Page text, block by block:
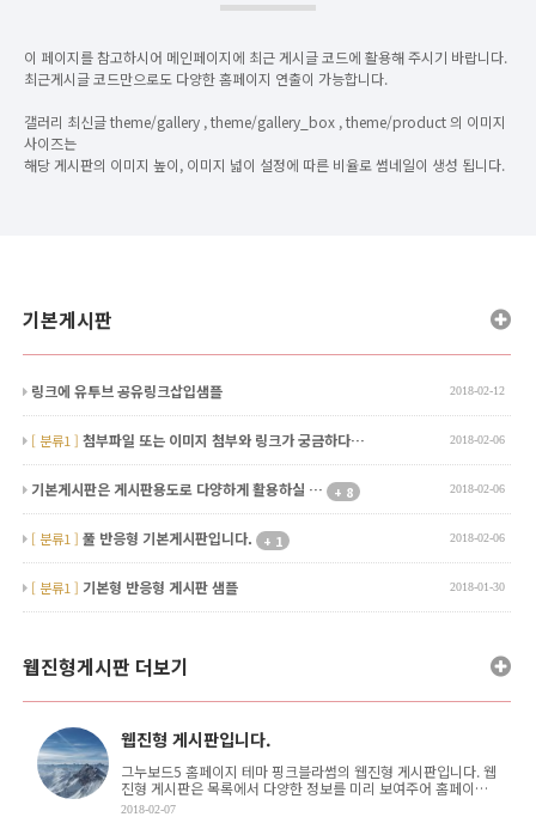
이 페이지를 참고하시어 메인페이지에 최근 게시글 코드에 활용해 주시기 바랍니다.
최근게시글 코드만으로도 다양한 홈페이지 연출이 가능합니다.
갤러리 최신글 theme/gallery , theme/gallery_box , theme/product 의 이미지
사이즈는
해당 게시판의 이미지 높이, 이미지 넓이 설정에 따른 비율로 썸네일이 생성 됩니다.
링크에 유투브 공유링크삽입샘플 2018-02-12
[ 분류1 ] 첨부파일 또는 이미지 첨부와 링크가 궁금하다… 2018-02-06
기본게시판은 게시판용도로 다양하게 활용하실 … + 8 2018-02-06
[ 분류1 ] 풀 반응형 기본게시판입니다. + 1 2018-02-06
[ 분류1 ] 기본형 반응형 게시판 샘플 2018-01-30
기본게시판
웹진형 게시판입니다.
그누보드5 홈페이지 테마 핑크블라썸의 웹진형 게시판입니다. 웹
진형 게시판은 목록에서 다양한 정보를 미리 보여주어 홈페이지
이용자가 원하는 정보를 쉽게 접글할 수 있도록 합 . . .
2018-02-07
웹진형게시판 더보기